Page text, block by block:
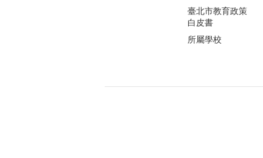
臺北市教育政策
白皮書
所屬學校